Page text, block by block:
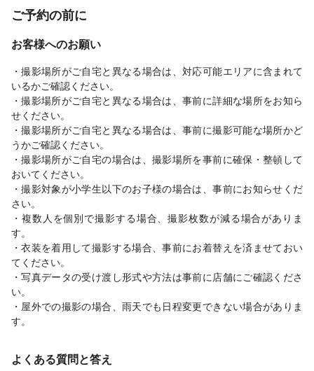
ご予約の前に
お客様へのお願い
・撮影場所がご自宅と異なる場合は、対応可能エリアに含まれて
いるかご確認ください。
・撮影場所がご自宅と異なる場合は、事前に詳細な場所をお知ら
せください。
・撮影場所がご自宅と異なる場合は、事前に撮影可能な場所かど
うかご確認ください。
・撮影場所がご自宅の場合は、撮影場所を事前に確保・整頓して
おいてください。
・撮影対象が小学生以下のお子様の場合は、事前にお知らせくだ
さい。
・複数人を個別で撮影する場合、撮影枚数が減る場合がありま
す。
・衣装を着用して撮影する場合、事前にお着替えを済ませておい
てください。
・写真データの受け渡し形式や方法は事前に店舗にご確認くださ
い。
・屋外での撮影の場合、雨天でも日程変更できない場合がありま
す。
よくある質問と答え